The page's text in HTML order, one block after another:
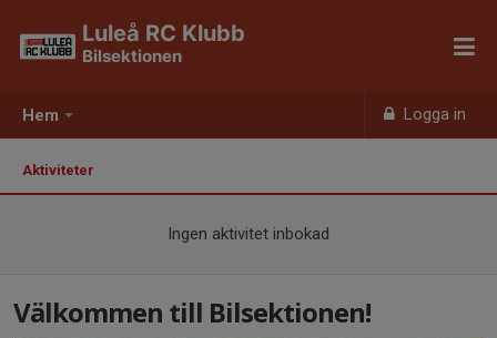
Hem Logga in
Luleå RC Klubb
Bilsektionen
Aktiviteter
Ingen aktivitet inbokad
Välkommen till Bilsektionen!